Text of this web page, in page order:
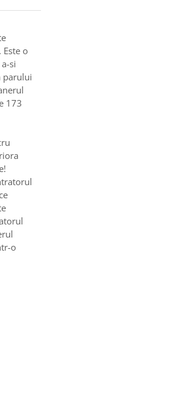
o
si
parului
173
o